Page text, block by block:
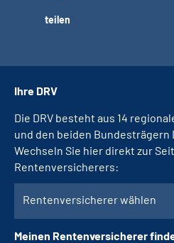
teilen
Ihre DRV
Die DRV besteht aus 14
und den beiden Bundesträgern
Wechseln Sie hier direkt zur
Rentenversicherers:
Rentenversicherer wählen
Meinen Rentenversicherer